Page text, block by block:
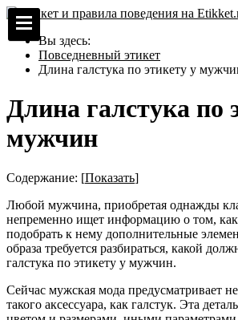
Вы здесь:
Повседневный этикет
Длина галстука по этикету у
Длина галстука по
мужчин
Содержание: [Показать]
Любой мужчина, приобретая однажды
непременно ищет информацию о том,
подобрать к нему дополнительные
образа требуется разбираться, какой
галстука по этикету у мужчин.
Сейчас мужская мода предусматривает
такого аксессуара, как галстук. Эта